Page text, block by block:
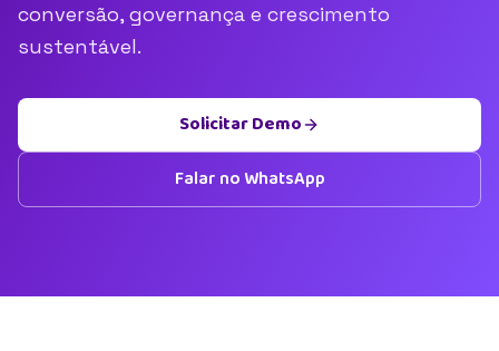
conversão, governança e crescimento
sustentável.
Solicitar Demo
Falar no WhatsApp